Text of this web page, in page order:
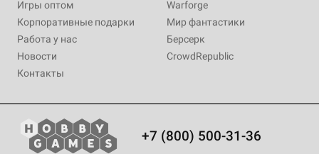
Игры оптом
Корпоративные подарки
Работа у нас
Новости
Контакты
Warforge
Мир фантастики
Берсерк
CrowdRepublic
+7 (800) 500-31-36